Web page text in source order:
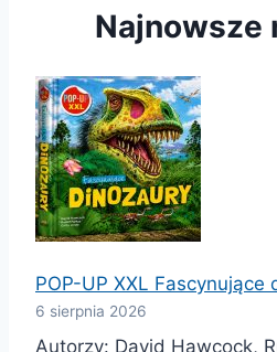
Najnowsze
POP-UP XXL Fascynujące
6 sierpnia 2026
Autorzy: David Hawcock,